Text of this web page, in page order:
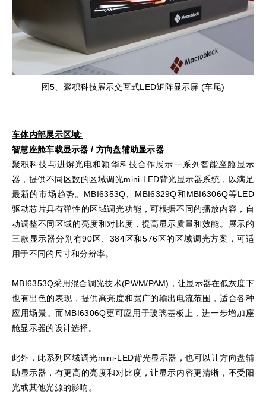
图5、聚积科技展示交互式LED矩阵显示屏 (车尾)
车体内部展示区域:
智慧座舱车载显示器 / 方向盘辅助显示器
聚积科技与进焺光电和颖华科技合作展示一系列智能座舱显示
器，提供不同区数的区域调光mini-LED背光显示器系统，以满足
最新的市场趋势。MBI6353Q、MBI6329Q和MBI6306Q等LED
驱动芯片具有弹性的区域调光功能，可根据不同的播放内容，自
动调整不同区域的亮度和对比度，提高显示质量和效能。展示的
三款显示器分别有90区、384区和576区的区域调光方案，可适
用于不同的尺寸和分辨率。
MBI6353Q采用混合调光技术(PWM/PAM)，让显示器在低灰度下
也有出色的表现，提供高亮度和宽广的输出电流范围，适合各种
应用场景。而MBI6306Q更可应用于玻璃基板上，进一步增加座
舱显示器的设计选择。
此外，此系列区域调光mini-LED背光显示器，也可以让方向盘辅
助显示器，有更高的亮度和对比度，让显示内容更清晰，不受阳
光或其他光源的影响。